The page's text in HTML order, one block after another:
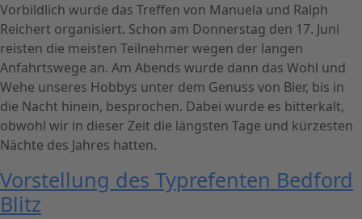
Vorbildlich wurde das Treffen von Manuela und Ralph
Reichert organisiert. Schon am Donnerstag den 17. Juni
reisten die meisten Teilnehmer wegen der langen
Anfahrtswege an. Am Abends wurde dann das Wohl und
Wehe unseres Hobbys unter dem Genuss von Bier, bis in
die Nacht hinein, besprochen. Dabei wurde es bitterkalt,
obwohl wir in dieser Zeit die längsten Tage und kürzesten
Nächte des Jahres hatten.
Vorstellung des Typrefenten Bedford
Blitz